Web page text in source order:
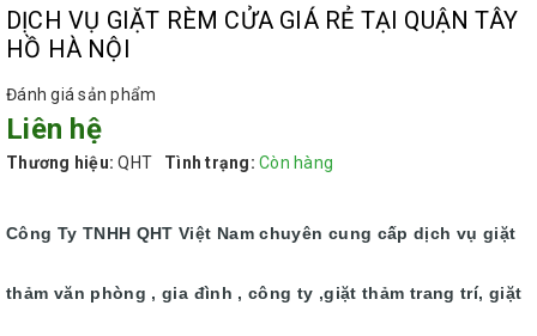
DỊCH VỤ GIẶT RÈM CỬA GIÁ RẺ TẠI QUẬN TÂY
HỒ HÀ NỘI
Đánh giá sản phẩm
Liên hệ
Thương hiệu: QHT Tình trạng: Còn hàng
Công Ty TNHH QHT Việt Nam chuyên cung cấp dịch vụ giặt
thảm văn phòng , gia đình , công ty ,giặt thảm trang trí, giặt